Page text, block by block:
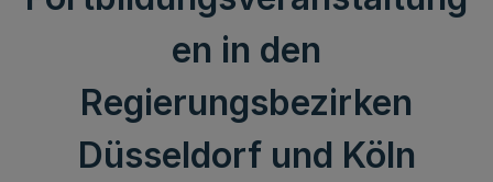
en in den
Regierungsbezirken
Düsseldorf und Köln